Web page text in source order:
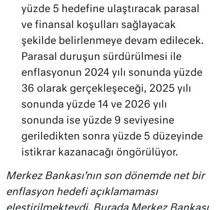
yüzde 5 hedefine ulaştıracak parasal
ve finansal koşulları sağlayacak
şekilde belirlenmeye devam edilecek.
Parasal duruşun sürdürülmesi ile
enflasyonun 2024 yılı sonunda yüzde
36 olarak gerçekleşeceği, 2025 yılı
sonunda yüzde 14 ve 2026 yılı
sonunda ise yüzde 9 seviyesine
geriledikten sonra yüzde 5 düzeyinde
istikrar kazanacağı öngörülüyor.
Merkez Bankası’nın son dönemde net bir
enflasyon hedefi açıklamaması